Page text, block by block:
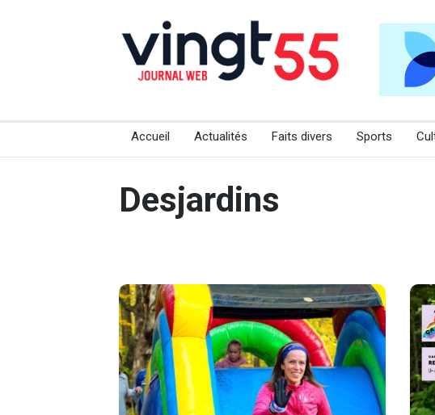
Accueil Actualités Faits divers Sports
Desjardins